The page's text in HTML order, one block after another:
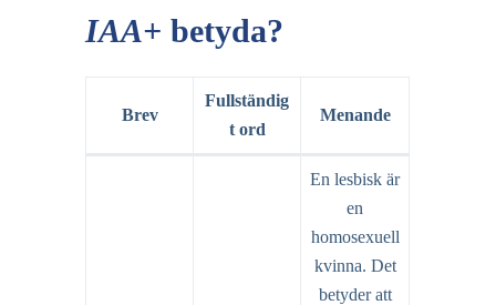
IAA+ betyda?
Brev
Fullständig
t ord
Menande
En lesbisk är
en
homosexuell
kvinna. Det
betyder att